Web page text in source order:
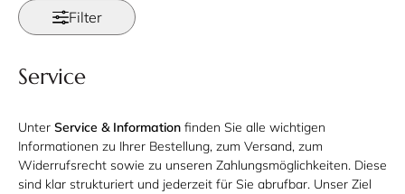
Filter
Service
Unter Service & Information finden Sie alle wichtigen
Informationen zu Ihrer Bestellung, zum Versand, zum
Widerrufsrecht sowie zu unseren Zahlungsmöglichkeiten. Diese
sind klar strukturiert und jederzeit für Sie abrufbar. Unser Ziel